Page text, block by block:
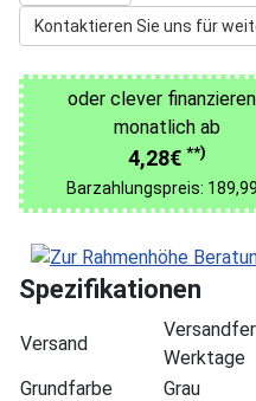
Kontaktieren Sie uns für
oder clever
monatlich ab
4,28€ **)
Barzahlungspreis:
Spezifikationen
Versand
Werktage
Grundfarbe
Grau